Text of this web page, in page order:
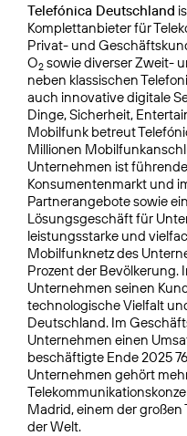
Telefónica Deutschland
Komplettanbieter für
Privat- und
O2 sowie diverser Zweit-
neben klassischen
auch innovative digitale
Dinge, Sicherheit,
Mobilfunk betreut
Millionen
Unternehmen ist
Konsumentenmarkt und
Partnerangebote sowie
Lösungsgeschäft für
leistungsstarke und
Mobilfunknetz des
Prozent der Bevölkerung.
Unternehmen seinen
technologische Vielfalt
Deutschland. Im
Unternehmen einen
beschäftigte Ende 2025
Unternehmen gehört
Madrid, einem der
der Welt.